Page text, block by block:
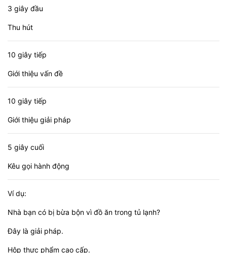
3 giây đầu
Thu hút
10 giây tiếp
Giới thiệu vấn đề
10 giây tiếp
Giới thiệu giải pháp
5 giây cuối
Kêu gọi hành động
Ví dụ:
Nhà bạn có bị bừa bộn vì đồ ăn trong tủ lạnh?
Đây là giải pháp.
Hộp thực phẩm cao cấp.